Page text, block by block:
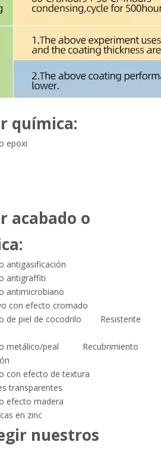
química:
epoxi
acabado o
antigasificación
antigraffiti
antimicrobiano
con efecto cromado
de piel de cocodrilo Resistente
metálico/peal Recubrimiento
con efecto de textura
transparentes
efecto madera
en zinc
nuestros